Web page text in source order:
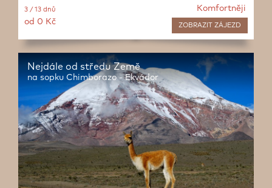
Komfortněji
ZOBRAZIT ZÁJEZD
3 / 13 dnů
od 0 Kč
Nejdále od středu Země
na sopku Chimborazo - Ekvádor